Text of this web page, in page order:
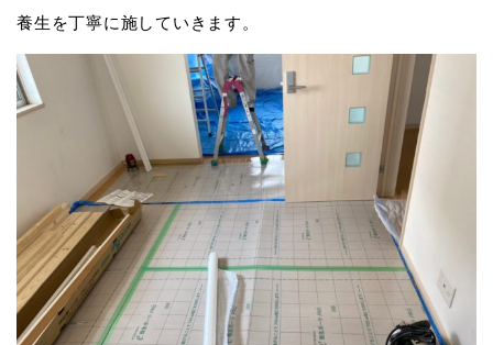
養生を丁寧に施していきます。